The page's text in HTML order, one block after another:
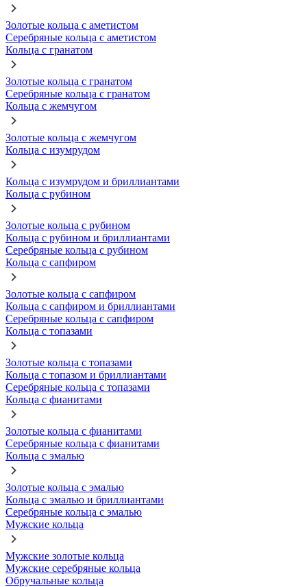
Золотые кольца с аметистом
Серебряные кольца с аметистом
Кольца с гранатом
Золотые кольца с гранатом
Серебряные кольца с гранатом
Кольца с жемчугом
Золотые кольца с жемчугом
Кольца с изумрудом
Кольца с изумрудом и бриллиантами
Кольца с рубином
Золотые кольца с рубином
Кольца с рубином и бриллиантами
Серебряные кольца с рубином
Кольца с сапфиром
Золотые кольца с сапфиром
Кольца с сапфиром и бриллиантами
Серебряные кольца с сапфиром
Кольца с топазами
Золотые кольца с топазами
Кольца с топазом и бриллиантами
Серебряные кольца с топазами
Кольца с фианитами
Золотые кольца с фианитами
Серебряные кольца с фианитами
Кольца с эмалью
Золотые кольца с эмалью
Кольца с эмалью и бриллиантами
Серебряные кольца с эмалью
Мужские кольца
Мужские золотые кольца
Мужские серебряные кольца
Обручальные кольца